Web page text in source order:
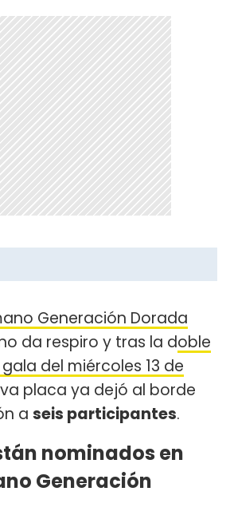
Generación Dorada
da respiro y tras la doble
del miércoles 13 de
placa ya dejó al borde
a seis participantes.
nominados en
Generación